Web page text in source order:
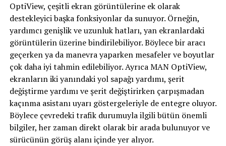
OptiView, çeşitli ekran görüntülerine ek olarak
destekleyici başka fonksiyonlar da sunuyor. Örneğin,
yardımcı genişlik ve uzunluk hatları, yan ekranlardaki
görüntülerin üzerine bindirilebiliyor. Böylece bir aracı
geçerken ya da manevra yaparken mesafeler ve boyutlar
çok daha iyi tahmin edilebiliyor. Ayrıca MAN OptiView,
ekranların iki yanındaki yol sapağı yardımı, şerit
değiştirme yardımı ve şerit değiştirirken çarpışmadan
kaçınma asistanı uyarı göstergeleriyle de entegre oluyor.
Böylece çevredeki trafik durumuyla ilgili bütün önemli
bilgiler, her zaman direkt olarak bir arada bulunuyor ve
sürücünün görüş alanı içinde yer alıyor.